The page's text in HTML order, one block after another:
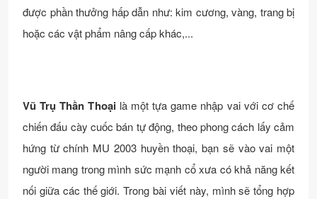
được phần thưởng hấp dẫn như: kim cương, vàng, trang bị
hoặc các vật phẩm nâng cấp khác,...
Vũ Trụ Thần Thoạilà một tựa game nhập vai với cơ chế
chiến đấu cày cuốc bán tự động, theo phong cách lấy cảm
hứng từ chính MU 2003 huyền thoại, bạn sẽ vào vai một
người mang trong mình sức mạnh cổ xưa có khả năng kết
nối giữa các thế giới. Trong bài viết này, mình sẽ tổng hợp